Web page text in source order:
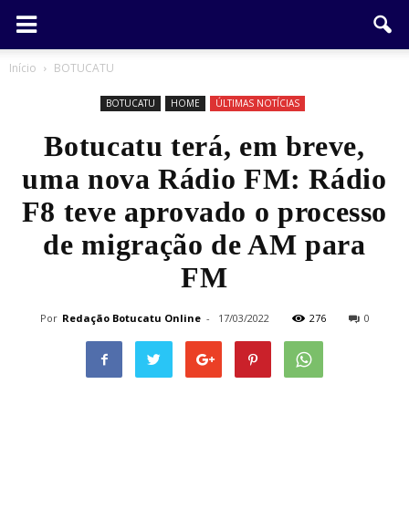
Início BOTUCATU
BOTUCATU HOME ÚLTIMAS NOTÍCIAS
Botucatu terá, em breve,
uma nova Rádio FM: Rádio
F8 teve aprovado o processo
de migração de AM para
FM
Por Redação Botucatu Online - 17/03/2022 276 0